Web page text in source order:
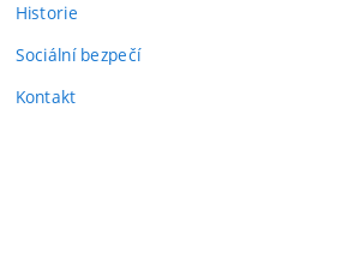
Historie
Sociální bezpečí
Kontakt